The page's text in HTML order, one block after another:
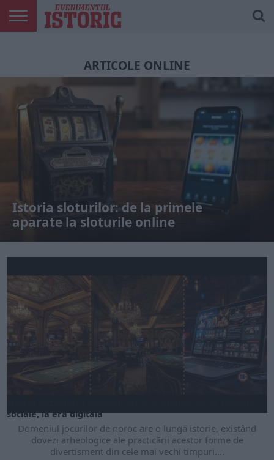
ARTICOLE ONLINE
Istoria sloturilor: de la primele
aparate la sloturile online
sociale, la era digitală
Domeniul jocurilor de noroc are o lungă istorie, existând
dovezi arheologice ale practicării acestor forme de
divertisment din cele mai vechi timpuri....